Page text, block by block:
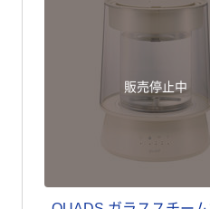
販売停止中
150組 5箱入 ア
コンパクト ビ
ビッド PEFC認
コピー用紙 マ
￥149~ （税込）